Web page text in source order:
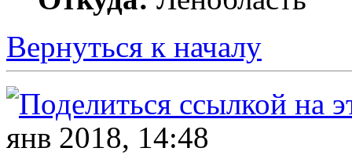
Вернуться к началу
янв 2018, 14:48